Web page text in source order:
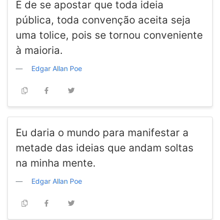
É de se apostar que toda ideia
pública, toda convenção aceita seja
uma tolice, pois se tornou conveniente
à maioria.
Edgar Allan Poe
Eu daria o mundo para manifestar a
metade das ideias que andam soltas
na minha mente.
Edgar Allan Poe